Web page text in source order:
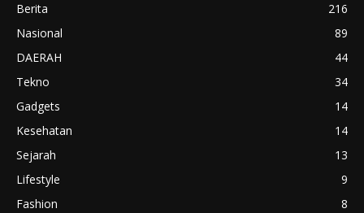
Berita
216
Nasional
89
DAERAH
44
Tekno
34
Gadgets
14
Kesehatan
14
Sejarah
13
Lifestyle
9
Fashion
8